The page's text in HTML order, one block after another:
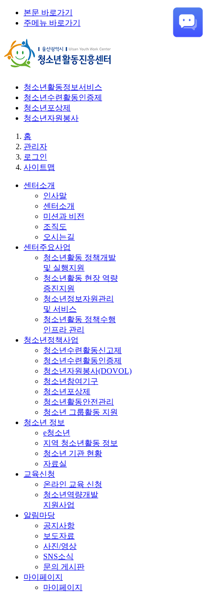
본문 바로가기
주메뉴 바로가기
청소년활동정보서비스
청소년수련활동인증제
청소년포상제
청소년자원봉사
홈
관리자
로그인
사이트맵
센터소개
인사말
센터소개
미션과 비전
조직도
오시는길
센터주요사업
청소년활동 정책개발
및 실행지원
청소년활동 현장 역량
증진지원
청소년정보자원관리
및 서비스
청소년활동 정책수행
인프라 관리
청소년정책사업
청소년수련활동신고제
청소년수련활동인증제
청소년자원봉사(DOVOL)
청소년참여기구
청소년포상제
청소년활동안전관리
청소년 그룹활동 지원
청소년 정보
e청소년
지역 청소년활동 정보
청소년 기관 현황
자료실
교육신청
온라인 교육 신청
청소년역량개발
지원사업
알림마당
공지사항
보도자료
사진/영상
SNS소식
문의 게시판
마이페이지
마이페이지